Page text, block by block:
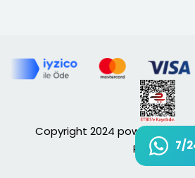
7/
Copyright 2024 powered by
Reserved